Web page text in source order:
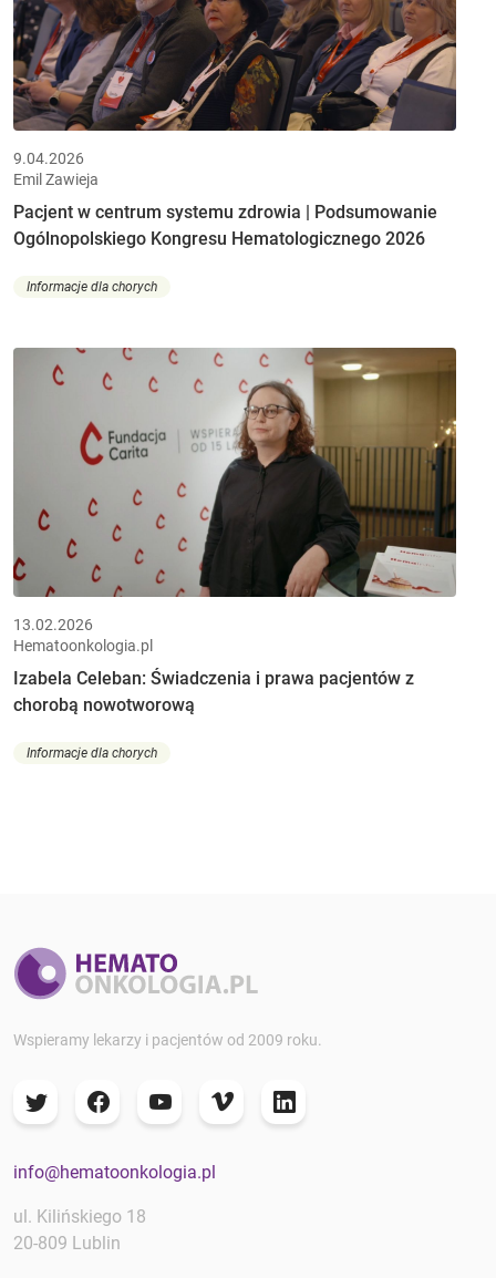
9.04.2026
Emil Zawieja
Pacjent w centrum systemu zdrowia | Podsumowanie
Ogólnopolskiego Kongresu Hematologicznego 2026
Informacje dla chorych
13.02.2026
Hematoonkologia.pl
Izabela Celeban: Świadczenia i prawa pacjentów z
chorobą nowotworową
Informacje dla chorych
Wspieramy lekarzy i pacjentów od 2009 roku.
info@hematoonkologia.pl
ul. Kilińskiego 18
20-809 Lublin